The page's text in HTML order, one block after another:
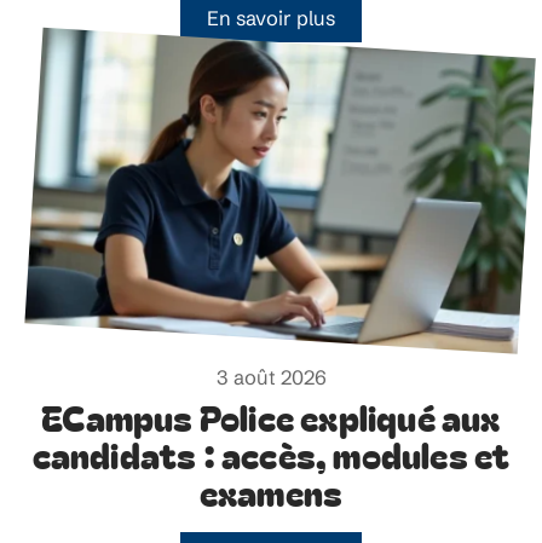
En savoir plus
3 août 2026
ECampus Police expliqué aux
candidats : accès, modules et
examens